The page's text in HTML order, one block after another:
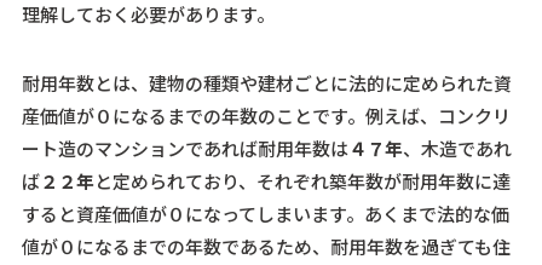
理解しておく必要があります。
耐用年数とは、 建物の種類や建材ごとに法的に定められた資
産価値が０になるまでの年数のことです。 例えば、コンクリ
ート造のマンションであれば耐用年数は４７年、木造であれ
ば２２年と定められており、それぞれ築年数が耐用年数に達
すると資産価値が０になってしまいます。あくまで法的な価
値が０になるまでの年数であるため、耐用年数を過ぎても住